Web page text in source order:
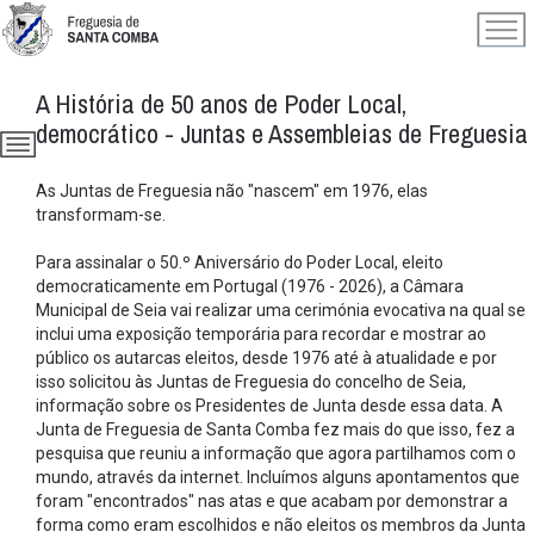
A História de 50 anos de Poder Local,
democrático - Juntas e Assembleias de Freguesia
As Juntas de Freguesia não "nascem" em 1976, elas
transformam-se.
Para assinalar o 50.º Aniversário do Poder Local, eleito
democraticamente em Portugal (1976 - 2026), a Câmara
Municipal de Seia vai realizar uma cerimónia evocativa na qual se
inclui uma exposição temporária para recordar e mostrar ao
público os autarcas eleitos, desde 1976 até à atualidade e por
isso solicitou às Juntas de Freguesia do concelho de Seia,
informação sobre os Presidentes de Junta desde essa data. A
Junta de Freguesia de Santa Comba fez mais do que isso, fez a
pesquisa que reuniu a informação que agora partilhamos com o
mundo, através da internet. Incluímos alguns apontamentos que
foram "encontrados" nas atas e que acabam por demonstrar a
forma como eram escolhidos e não eleitos os membros da Junta